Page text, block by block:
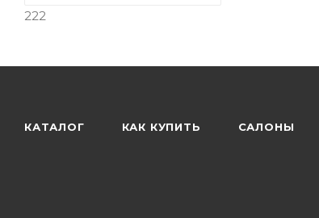
222
КАТАЛОГ КАК КУПИТЬ САЛОНЫ